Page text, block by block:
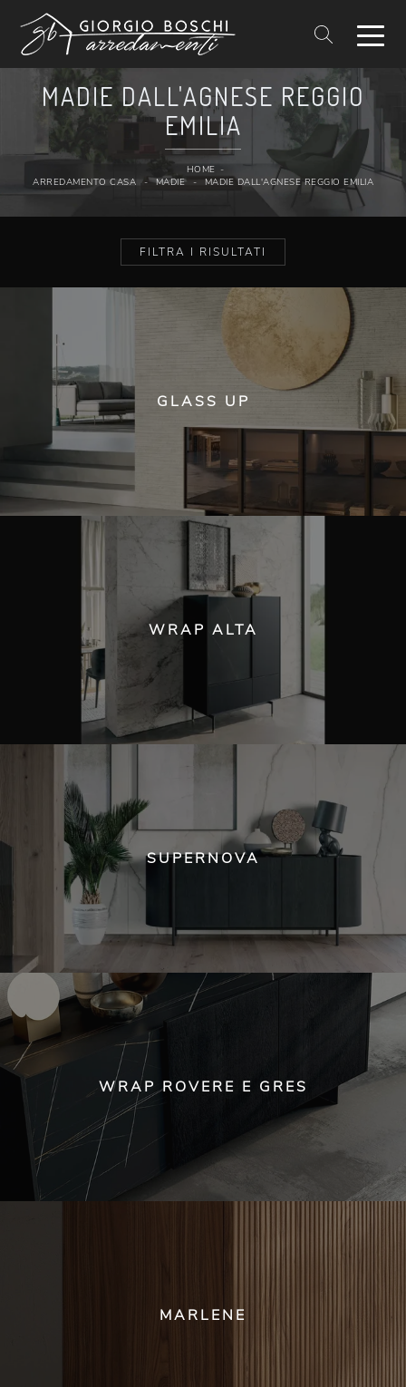
MADIE DALL'AGNESE REGGIO
EMILIA
HOME -
ARREDAMENTO CASA - MADIE - MADIE DALL'AGNESE REGGIO EMILIA
FILTRA I RISULTATI
GLASS UP
WRAP ALTA
SUPERNOVA
WRAP ROVERE E GRES
MARLENE